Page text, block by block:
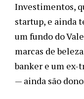
Investimentos,
startup, e ainda
um fundo do
marcas de
banker e um ex-
— ainda são